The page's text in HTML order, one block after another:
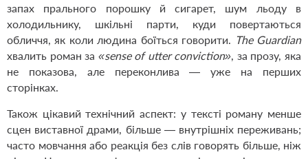
запах прального порошку й сигарет, шум льоду в
холодильнику, шкільні парти, куди повертаються
обличчя, як коли людина боїться говорити. The Guardian
хвалить роман за «sense of utter conviction», за прозу, яка
не показова, але переконлива — уже на перших
сторінках.
Також цікавий технічний аспект: у тексті роману менше
сцен виставної драми, більше — внутрішніх переживань;
часто мовчання або реакція без слів говорять більше, ніж